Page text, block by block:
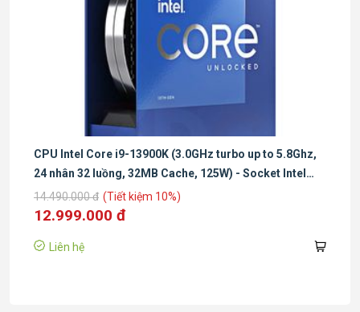
CPU Intel Core i9-13900K (3.0GHz turbo up to 5.8Ghz,
24 nhân 32 luồng, 32MB Cache, 125W) - Socket Intel
LGA 1700/Raptor Lake)
14.490.000 đ (Tiết kiệm 10%)
12.999.000 đ
Liên hệ